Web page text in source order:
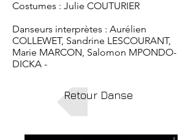
Costumes : Julie COUTURIER
Danseurs interprètes : Aurélien
COLLEWET, Sandrine LESCOURANT,
Marie MARCON, Salomon MPONDO-
DICKA -
Retour Danse